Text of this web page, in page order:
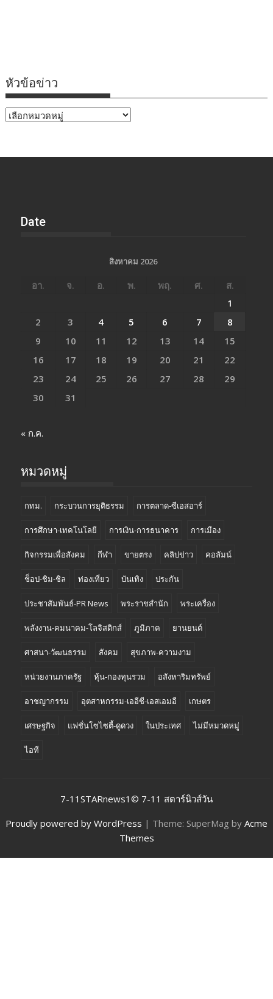
หัวข้อข่าว
หัวข้อ
Date
สิงหาคม 2026
อา. จ. อ. พ. พฤ. ศ.
ส.
1
2
3 4 5 6 7
8
9
10 11 12 13 14
15
16
17 18 19 20 21
22
23
24 25 26 27 28
29
30
31
« ก.ค.
หมวดหมู่
กทม. กระบวนการยุติธรรม การตลาด-ซีเอสอาร์
การศึกษา-เทคโนโลยี การเงิน-การธนาคาร การเมือง
กิจกรรมเพื่อสังคม กีฬา ขายตรง คลิปข่าว คอลัมน์
ช็อป-ชิม-ชิล ท่องเที่ยว บันเทิง ประกัน
ประชาสัมพันธ์-PR News พระราชสำนัก พระเครื่อง
พลังงาน-คมนาคม-โลจิสติกส์ ภูมิภาค ยานยนต์
ศาสนา-วัฒนธรรม สังคม สุขภาพ-ความงาม
หน่วยงานภาครัฐ หุ้น-กองทุนรวม อสังหาริมทรัพย์
อาชญากรรม อุตสาหกรรม-เออีซี-เอสเอมอี เกษตร
เศรษฐกิจ แฟชั่นโซไซตี้-ดูดวง ในประเทศ ไม่มีหมวดหมู่
ไอที
7-11STARnews1© 7-11 สตาร์นิวส์วัน
Proudly powered by WordPress | Theme: SuperMag by Acme
Themes